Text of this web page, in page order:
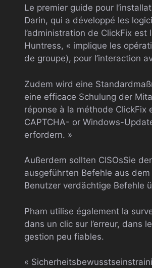
Le premier guide pour
Darin, qui a développé les
l’administration de ClickFix
Huntress, « implique les
de groupe), pour l’interaction
Zudem wird eine
eine efficace Schulung der
réponse à la méthode ClickFix
CAPTCHA- or Windows-
erfordern. »
Außerdem sollten CISOsSie
ausgeführten Befehle aus
Benutzer verdächtige Befehle
Pham utilise également la
dans un clic sur l’erreur, dans
gestion peu fiables.
«